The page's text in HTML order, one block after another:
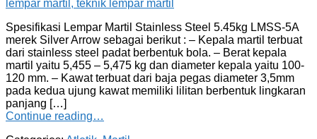
Spesifikasi Lempar Martil Stainless Steel 5.45kg LMSS-5A
merek Silver Arrow sebagai berikut : – Kepala martil terbuat
dari stainless steel padat berbentuk bola. – Berat kepala
martil yaitu 5,455 – 5,475 kg dan diameter kepala yaitu 100-
120 mm. – Kawat terbuat dari baja pegas diameter 3,5mm
pada kedua ujung kawat memiliki lilitan berbentuk lingkaran
panjang […]
Continue reading…